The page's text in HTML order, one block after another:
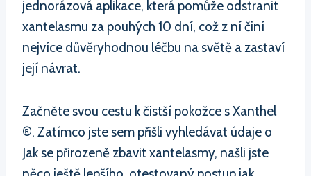
jednorázová aplikace, která pomůže odstranit
xantelasmu za pouhých 10 dní, což z ní činí
nejvíce důvěryhodnou léčbu na světě a zastaví
její návrat.
Začněte svou cestu k čistší pokožce s Xanthel
®. Zatímco jste sem přišli vyhledávat údaje o
Jak se přirozeně zbavit xantelasmy, našli jste